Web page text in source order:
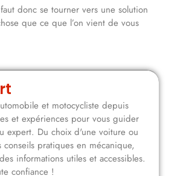
donc se tourner vers une solution
que ce que l’on vient de vous
et motocycliste depuis
et expériences pour vous guider
expert. Du choix d'une voiture ou
pratiques en mécanique,
informations utiles et accessibles.
confiance !